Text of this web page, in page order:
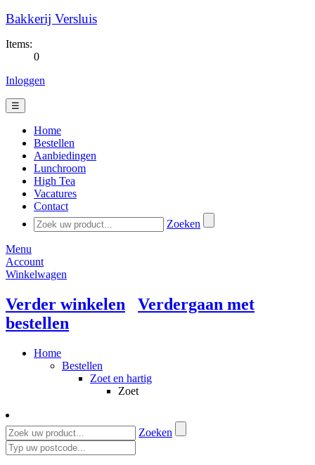
Bakkerij Versluis
Items:
0
Inloggen
☰
Home
Bestellen
Aanbiedingen
Lunchroom
High Tea
Vacatures
Contact
Zoeken
Menu
Account
Winkelwagen
Verder winkelen
Verdergaan met
bestellen
Home
Bestellen
Zoet en hartig
Zoet
Zoeken